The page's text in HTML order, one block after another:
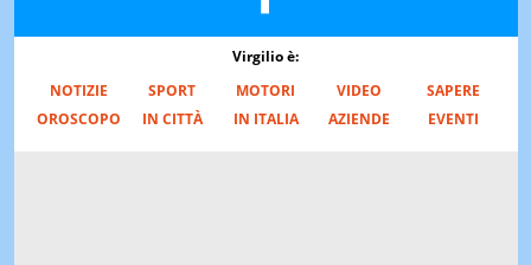
Virgilio è:
NOTIZIE
SPORT MOTORI VIDEO
SAPERE
OROSCOPO
IN CITTÀ IN ITALIA AZIENDE EVENTI